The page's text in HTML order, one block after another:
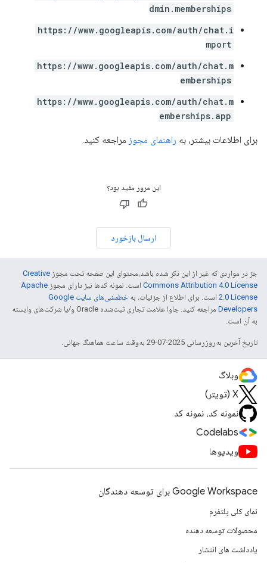
dmin.memberships
https://www.googleapis.com/auth/chat.i
mport
https://www.googleapis.com/auth/chat.m
emberships
https://www.googleapis.com/auth/chat.m
emberships.app
برای اطلاعات بیشتر، به راهنمای مجوز مراجعه کنید.
این مرور مفید بود؟
ارسال بازخورد
جز در مواردی که غیر از این ذکر شده باشد،‌محتوای این صفحه تحت مجوز Creative
Commons Attribution 4.0 License است. نمونه کدها نیز دارای مجوز Apache
2.0 License است. برای اطلاع از جزئیات، به
خطمشی‌های سایت Google
Developers‏
مراجعه کنید. جاوا علامت تجاری ثبت‌شده Oracle و/یا شرکت‌های وابسته
به آن است.
تاریخ آخرین به‌روزرسانی 2025-07-29 به‌وقت ساعت هماهنگ جهانی.
وبلاگ
X (تویتر)
نمونه کد، نمونه کد
Codelabs
ویدیوها
Google Workspace برای توسعه دهندگان
نمای کلی پلتفرم
محصولات توسعه دهنده
یادداشت های انتشار